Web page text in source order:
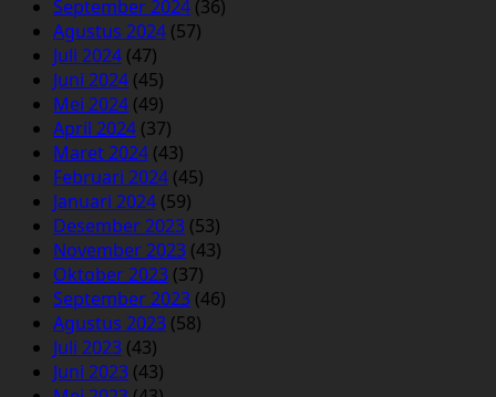
September 2024 (36)
Agustus 2024 (57)
Juli 2024 (47)
Juni 2024 (45)
Mei 2024 (49)
April 2024 (37)
Maret 2024 (43)
Februari 2024 (45)
Januari 2024 (59)
Desember 2023 (53)
November 2023 (43)
Oktober 2023 (37)
September 2023 (46)
Agustus 2023 (58)
Juli 2023 (43)
Juni 2023 (43)